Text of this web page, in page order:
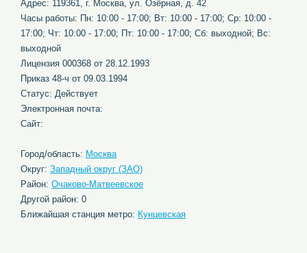
Адрес: 119361, г. Москва, ул. Озёрная, д. 42
Часы работы: Пн: 10:00 - 17:00; Вт: 10:00 - 17:00; Ср: 10:00 -
17:00; Чт: 10:00 - 17:00; Пт: 10:00 - 17:00; Сб: выходной; Вс:
выходной
Лицензия 000368 от 28.12.1993
Приказ 48-ч от 09.03.1994
Статус: Действует
Электронная почта:
Сайт:
Город/область: Москва
Округ: Западный округ (ЗАО)
Район: Очаково-Матвеевское
Другой район: 0
Ближайшая станция метро: Кунцевская